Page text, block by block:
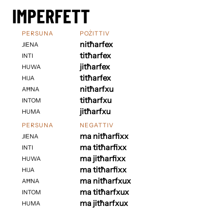
IMPERFETT
PERSUNA
JIENA
INTI
HUWA
HIJA
AĦNA
INTOM
HUMA
POŻITTIV
nitħarfex
titħarfex
jitħarfex
titħarfex
nitħarfxu
titħarfxu
jitħarfxu
PERSUNA
JIENA
INTI
HUWA
HIJA
AĦNA
INTOM
HUMA
NEGATTIV
ma nitħarfixx
ma titħarfixx
ma jitħarfixx
ma titħarfixx
ma nitħarfxux
ma titħarfxux
ma jitħarfxux